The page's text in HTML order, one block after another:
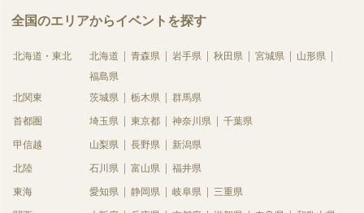
全国のエリアからイベントを探す
北海道・東北 北海道 青森県 岩手県 秋田県 宮城県
山形県
福島県
北関東
茨城県 栃木県 群馬県
首都圏 埼玉県 東京都 神奈川県 千葉県
甲信越 山梨県 長野県 新潟県
北陸 石川県 富山県 福井県
東海 愛知県 静岡県 岐阜県 三重県